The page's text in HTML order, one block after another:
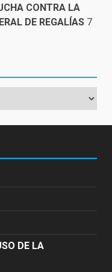
CONTRA LA
DE REGALÍAS 7
DE LA